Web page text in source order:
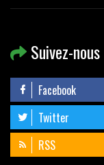
Suivez-nous
Facebook
Twitter
RSS